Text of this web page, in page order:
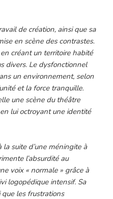
de création, ainsi que sa
en scène des contrastes.
créant un territoire habité
divers. Le dysfonctionnel
un environnement, selon
et la force tranquille.
une scène du théâtre
lui octroyant une identité
suite d’une méningite à
l’absurdité au
voix « normale » grâce à
logopédique intensif. Sa
les frustrations